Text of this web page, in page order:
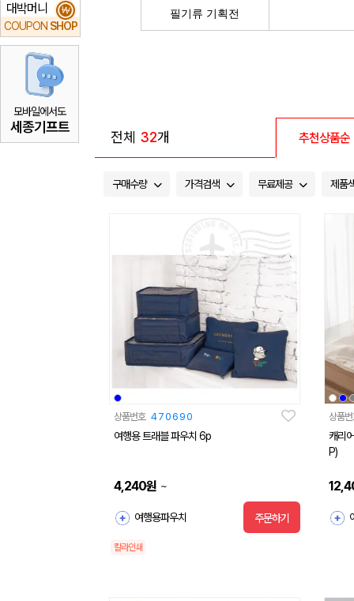
대박머니
COUPON SHOP
₩
모바일에서도
세종기프트
필기류 기획전
전체 32개 추천상품순
구매수량 가격검색 무료제공 제품
상품번호 470690
여행용 트래블 파우치 6p
4,240원 ~
여행용파우치 주문하기
칼라인쇄
상품
캐리
P)